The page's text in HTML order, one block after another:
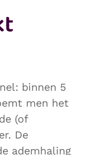
binnen 5
men het
(of
De
ademhaling